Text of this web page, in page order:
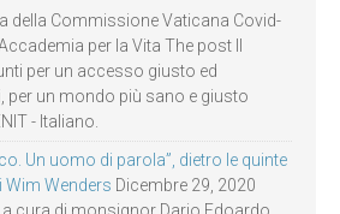
della Commissione Vaticana Covid-
per la Vita The post Il
per un accesso giusto ed
per un mondo più sano e giusto
- Italiano.
Un uomo di parola”, dietro le quinte
Wim Wenders Dicembre 29, 2020